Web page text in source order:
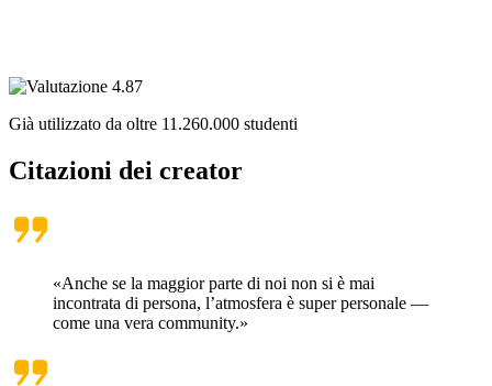
Già utilizzato da oltre 11.260.000 studenti
Citazioni dei creator
«Anche se la maggior parte di noi non si è mai
incontrata di persona, l’atmosfera è super personale —
come una vera community.»